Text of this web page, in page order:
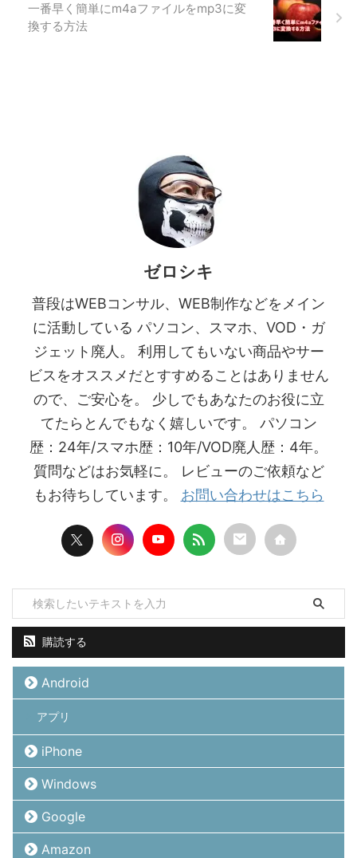
一番早く簡単にm4aファイルをmp3に変
換する方法
ゼロシキ
普段はWEBコンサル、WEB制作などをメイン
に活動している パソコン、スマホ、VOD・ガ
ジェット廃人。 利用してもいない商品やサー
ビスをオススメだとすすめることはありません
ので、ご安心を。 少しでもあなたのお役に立
てたらとんでもなく嬉しいです。 パソコン
歴：24年/スマホ歴：10年/VOD廃人歴：4年。
質問などはお気軽に。 レビューのご依頼など
もお待ちしています。 お問い合わせはこちら
購読する
Android
アプリ
iPhone
Windows
Google
Amazon